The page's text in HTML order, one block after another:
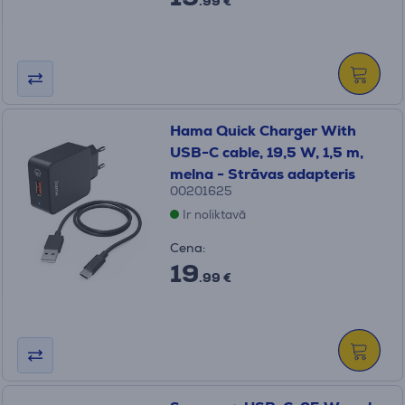
Hama Quick Charger With
USB-C cable, 19,5 W, 1,5 m,
melna - Strāvas adapteris
00201625
Ir noliktavā
Cena:
19.99 €